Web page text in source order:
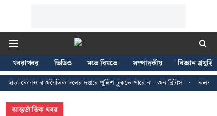
খবরাখবর ভিডিও মতে বিমতে সম্পাদকীয়
বিজ্ঞান প্রযুক্তি
রাজনৈতিক দলের দপ্তরে পুলিশ ঢুকতে পারে না - জন ব্রিটাস
কলকাতায় ২৪
আন্তর্জাতিক খবর